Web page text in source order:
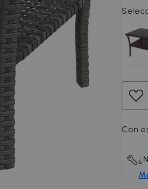
Con